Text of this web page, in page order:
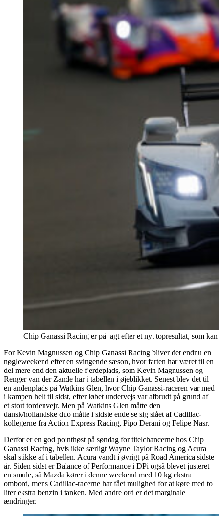
Chip Ganassi Racing er på jagt efter et nyt topresultat, som
For Kevin Magnussen og Chip Ganassi Racing bliver det endnu en
nøgleweekend efter en svingende sæson, hvor farten har været til en
del mere end den aktuelle fjerdeplads, som Kevin Magnussen og
Renger van der Zande har i tabellen i øjeblikket. Senest blev det til
en andenplads på Watkins Glen, hvor Chip Ganassi-raceren var med
i kampen helt til sidst, efter løbet undervejs var afbrudt på grund af
et stort tordenvejr. Men på Watkins Glen måtte den
dansk/hollandske duo måtte i sidste ende se sig slået af Cadillac-
kollegerne fra Action Express Racing, Pipo Derani og Felipe Nasr.
Derfor er en god pointhøst på søndag for titelchancerne hos Chip
Ganassi Racing, hvis ikke særligt Wayne Taylor Racing og Acura
skal stikke af i tabellen. Acura vandt i øvrigt på Road America sidste
år. Siden sidst er Balance of Performance i DPi også blevet justeret
en smule, så Mazda kører i denne weekend med 10 kg ekstra
ombord, mens Cadillac-racerne har fået mulighed for at køre med to
liter ekstra benzin i tanken. Med andre ord er det marginale
ændringer.